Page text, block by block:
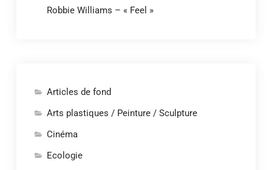
Robbie Williams – « Feel »
Articles de fond
Arts plastiques / Peinture / Sculpture
Cinéma
Ecologie